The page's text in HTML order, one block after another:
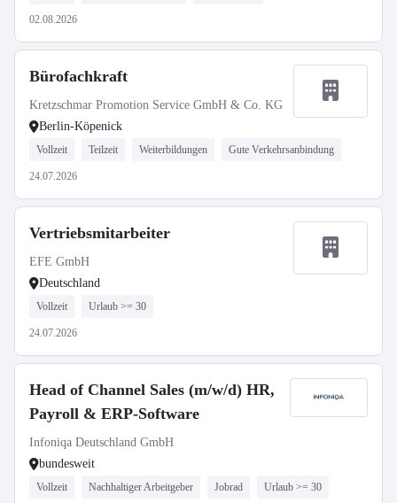
02.08.2026
Bürofachkraft
Kretzschmar Promotion Service GmbH & Co. KG
Berlin-Köpenick
Vollzeit Teilzeit Weiterbildungen Gute Verkehrsanbindung
24.07.2026
Vertriebsmitarbeiter
EFE GmbH
Deutschland
Vollzeit Urlaub >= 30
24.07.2026
Head of Channel Sales (m/w/d) HR,
Payroll & ERP-Software
Infoniqa Deutschland GmbH
bundesweit
Vollzeit Nachhaltiger Arbeitgeber Jobrad Urlaub >= 30